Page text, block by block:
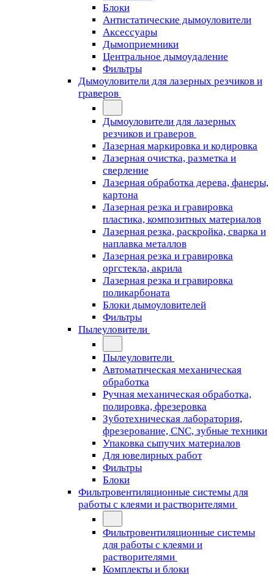
Блоки
Антистатические дымоуловители
Аксессуары
Дымоприемники
Центральное дымоудаление
Фильтры
Дымоуловители для лазерных резчиков и
граверов
Дымоуловители для лазерных
резчиков и граверов
Лазерная маркировка и кодировка
Лазерная очистка, разметка и
сверление
Лазерная обработка дерева, фанеры,
картона
Лазерная резка и гравировка
пластика, композитных материалов
Лазерная резка, раскройка, сварка и
наплавка металлов
Лазерная резка и гравировка
оргстекла, акрила
Лазерная резка и гравировка
поликарбоната
Блоки дымоуловителей
Фильтры
Пылеуловители
Пылеуловители
Автоматическая механическая
обработка
Ручная механическая обработка,
полировка, фрезеровка
Зуботехническая лаборатория,
фрезерование, CNC, зубные техники
Упаковка сыпучих материалов
Для ювелирных работ
Фильтры
Блоки
Фильтровентиляционные системы для
работы с клеями и растворителями
Фильтровентиляционные системы
для работы с клеями и
растворителями
Комплекты и блоки